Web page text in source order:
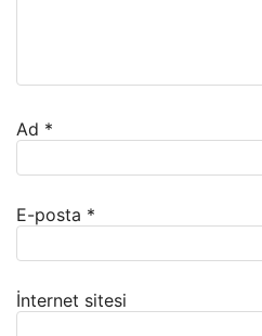
Ad *
E-posta *
İnternet sitesi